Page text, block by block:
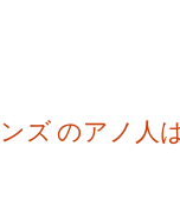
ズ のアノ人